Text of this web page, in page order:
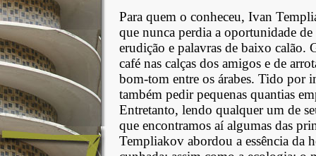
Para quem o conheceu, Ivan
que nunca perdia a oportunidade
erudição e palavras de baixo calão.
café nas calças dos amigos e de
bom-tom entre os árabes. Tido por
também pedir pequenas quantias
Entretanto, lendo qualquer um de
que encontramos aí algumas das
Templiakov abordou a essência da